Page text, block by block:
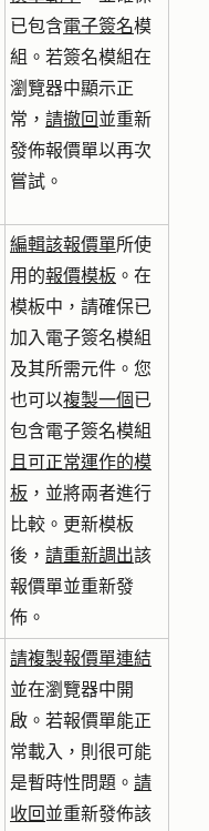
已包含電子簽名模
組。若簽名模組在
瀏覽器中顯示正
常， 請撤回 並重新
發佈報價單以再次
嘗試。
編輯該報價單所使
用的報價模板 。在
模板中，請確保已
加入電子簽名模組
及其所需元件。您
也可以複製一個 已
包含電子簽名模組
且可正常運作的模
板 ，並將兩者進行
比較。更新模板
後， 請重新調出該
報價單並重新發
佈。
請複製報價單連結
並在瀏覽器中開
啟。若報價單能正
常載入，則很可能
是暫時性問題。 請
收回 並重新發佈該